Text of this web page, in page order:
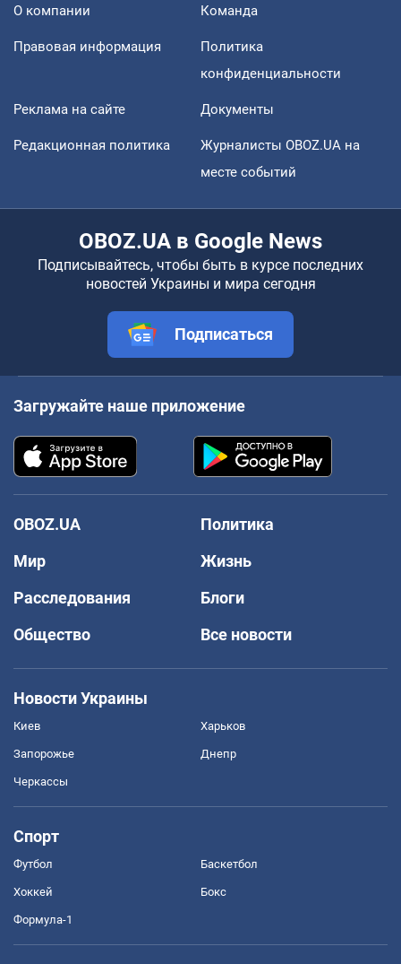
О компании Команда
Правовая информация
Политика
конфиденциальности
Реклама на сайте Документы
Редакционная политика
Журналисты OBOZ.UA на
месте событий
OBOZ.UA в Google News
Подписывайтесь, чтобы быть в курсе последних
новостей Украины и мира сегодня
Подписаться
Загружайте наше приложение
OBOZ.UA
Политика
Мир
Жизнь
Расследования
Блоги
Общество
Все новости
Новости Украины
Киев Харьков
Запорожье Днепр
Черкассы
Спорт
Футбол Баскетбол
Хоккей Бокс
Формула-1